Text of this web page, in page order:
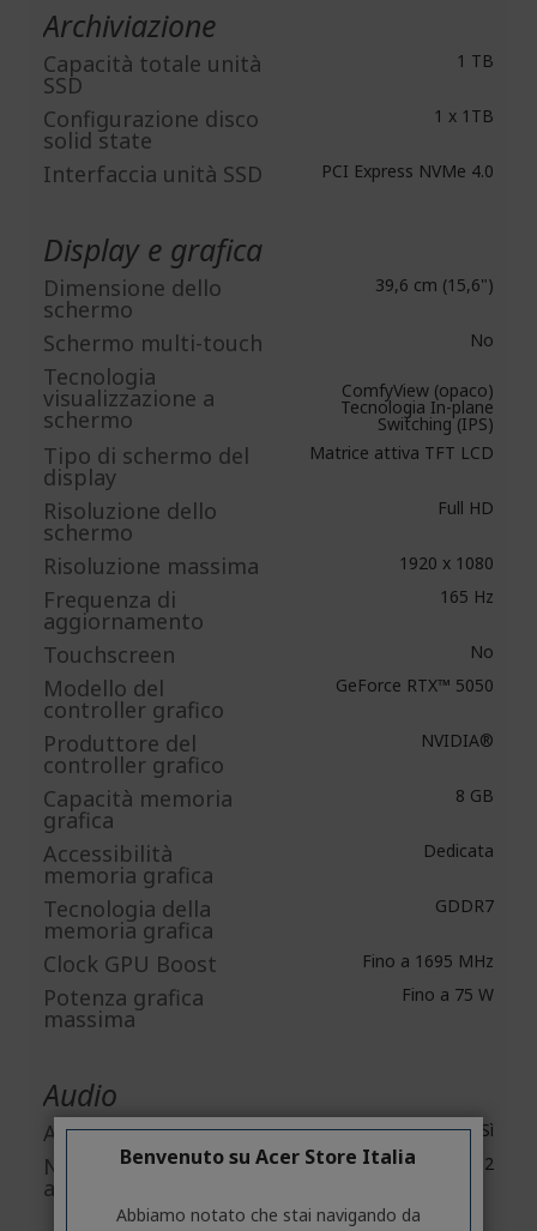
Archiviazione
Capacità totale unità
SSD
1 TB
Configurazione disco
solid state
1 x 1TB
Interfaccia unità SSD PCI Express NVMe 4.0
Display e grafica
Dimensione dello
schermo
39,6 cm (15,6")
Schermo multi-touch No
Tecnologia
visualizzazione a
schermo
ComfyView (opaco)
Tecnologia In-plane
Switching (IPS)
Tipo di schermo del
display
Matrice attiva TFT LCD
Risoluzione dello
schermo
Full HD
Risoluzione massima 1920 x 1080
Frequenza di
aggiornamento
165 Hz
Touchscreen No
Modello del
controller grafico
GeForce RTX™ 5050
Produttore del
controller grafico
NVIDIA®
Capacità memoria
grafica
8 GB
Accessibilità
memoria grafica
Dedicata
Tecnologia della
memoria grafica
GDDR7
Clock GPU Boost Fino a 1695 MHz
Potenza grafica
massima
Fino a 75 W
Audio
Altoparlanti Sì
Numero di
altoparlanti
2
Benvenuto su Acer Store Italia
Abbiamo notato che stai navigando da